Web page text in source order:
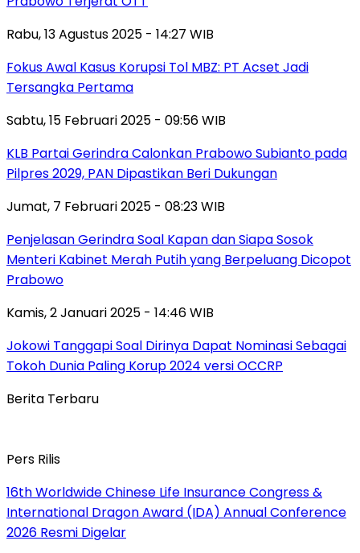
Rabu, 13 Agustus 2025 - 14:27 WIB
Fokus Awal Kasus Korupsi Tol MBZ: PT Acset Jadi
Tersangka Pertama
Sabtu, 15 Februari 2025 - 09:56 WIB
KLB Partai Gerindra Calonkan Prabowo Subianto pada
Pilpres 2029, PAN Dipastikan Beri Dukungan
Jumat, 7 Februari 2025 - 08:23 WIB
Penjelasan Gerindra Soal Kapan dan Siapa Sosok
Menteri Kabinet Merah Putih yang Berpeluang Dicopot
Prabowo
Kamis, 2 Januari 2025 - 14:46 WIB
Jokowi Tanggapi Soal Dirinya Dapat Nominasi Sebagai
Tokoh Dunia Paling Korup 2024 versi OCCRP
Berita Terbaru
Pers Rilis
16th Worldwide Chinese Life Insurance Congress &
International Dragon Award (IDA) Annual Conference
2026 Resmi Digelar